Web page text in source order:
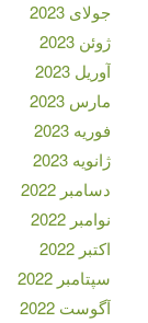
جولای 2023
ژوئن 2023
آوریل 2023
مارس 2023
فوریه 2023
ژانویه 2023
دسامبر 2022
نوامبر 2022
اکتبر 2022
سپتامبر 2022
آگوست 2022